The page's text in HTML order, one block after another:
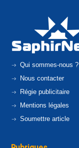
Qui sommes-nous ?
Nous contacter
Régie publicitaire
Mentions légales
Soumettre article